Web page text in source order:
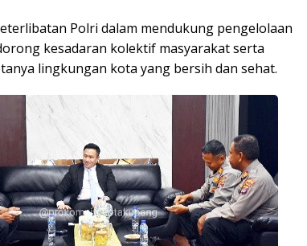
Polri dalam mendukung pengelolaan
kesadaran kolektif masyarakat serta
lingkungan kota yang bersih dan sehat.